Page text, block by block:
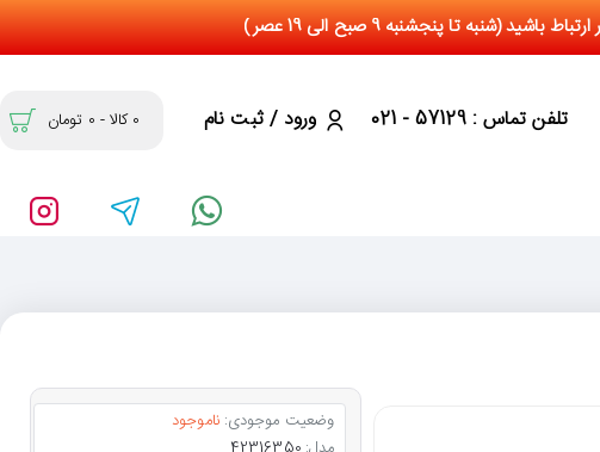
تلفن تماس : 57129 - 021 ورود / ثبت نام 0 کالا - 0 تومان
وضعیت موجودی: ناموجود